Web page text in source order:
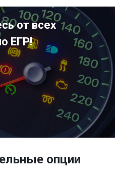
от всех
ЕГР!
опции